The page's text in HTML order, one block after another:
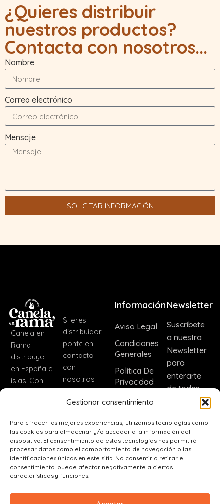
Gestionar consentimiento
Para ofrecer las mejores experiencias, utilizamos tecnologías como
las cookies para almacenar y/o acceder a la información del
dispositivo. El consentimiento de estas tecnologías nos permitirá
procesar datos como el comportamiento de navegación o las
identificaciones únicas en este sitio. No consentir o retirar el
consentimiento, puede afectar negativamente a ciertas
características y funciones.
¿Quieres distribuir
nuestros productos?
Contacta con nosotros...
Nombre
Correo electrónico
Mensaje
SOLICITAR INFORMACIÓN
Canela en
Rama
distribuye
en España e
islas. Con
fuera de
España
(+34)
625 80
47 98
Si eres
distribuidor
ponte en
contacto
con
nosotros
para incluir
nuestros
Dirección
C. Real, 56,
45110
Ajofrín,
Información
Aviso Legal
Condiciones
Generales
Política De
Privacidad
Política De
Newsletter
Suscríbete
a nuestra
Newsletter
para
enterarte
de todas
las noticias
empresa.